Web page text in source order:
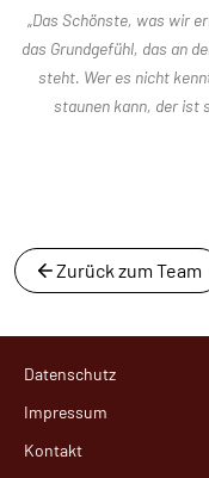
„Das Schönste, was wir
das Grundgefühl, das an
steht. Wer es nicht
staunen kann, der ist
Zurück zum Team
Datenschutz
Impressum
Kontakt